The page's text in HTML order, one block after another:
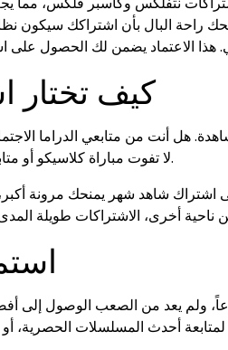
كيف تختار
هل أنت من متابعي الدراما
لا تفوت مباراة كلاسيكو أو متابعة دوري أبطال أوروبا، فالباقة الرياضية هي استثمار ضروري.
اشتراك شاهد شهر يمنحك مرونة
ولم يعد من الصعب الوصول